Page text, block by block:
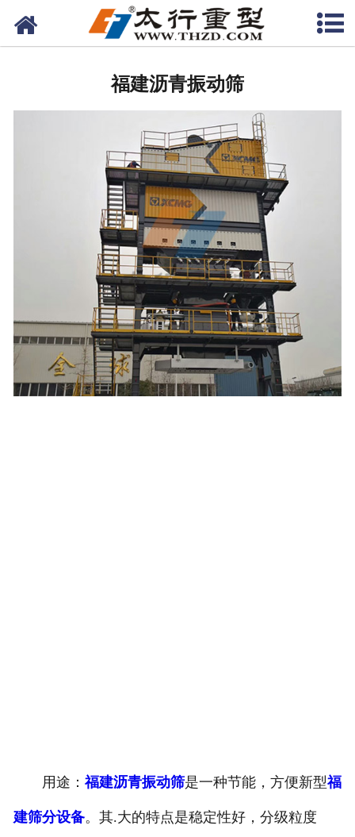
网站首页
- 福建环保筛
- 福建沥青筛
- 福建砂石筛
- 福建直线筛
- 福建香蕉筛
福建给料设备
福建备品备件
福建沥青振动筛
用途： 福建沥青振动筛是一种节能，方便新型福
建筛分设备。其.大的特点是稳定性好，分级粒度